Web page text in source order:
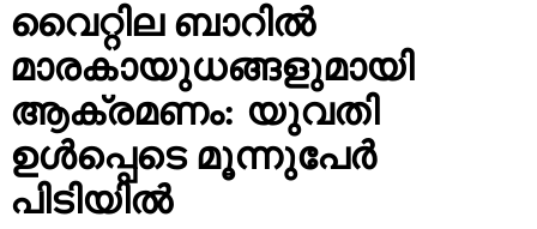
വൈറ്റില ബാറില്‍
മാരകായുധങ്ങളുമായി
ആക്രമണം: യുവതി
ഉള്‍പ്പെടെ മൂന്നുപേര്‍
പിടിയില്‍